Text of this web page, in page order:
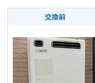
交換前